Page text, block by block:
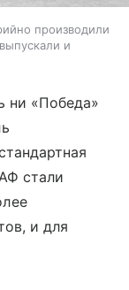
производили
и
ни «Победа»
стали
и для